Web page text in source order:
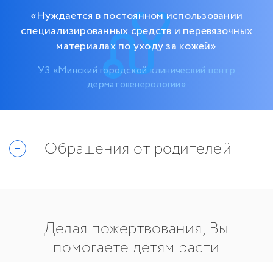
«Нуждается в постоянном использовании
специализированных средств и перевязочных
материалах по уходу за кожей»
УЗ «Минский городской клинический центр
дерматовенерологии»
Обращения от родителей
Делая пожертвования, Вы
помогаете детям расти